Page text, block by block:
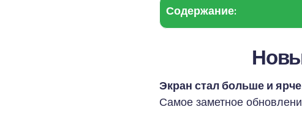
Содержание:
Экран стал больше и
Самое заметное